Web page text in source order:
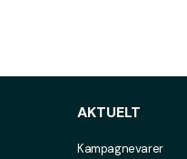
AKTUELT
Kampagnevarer